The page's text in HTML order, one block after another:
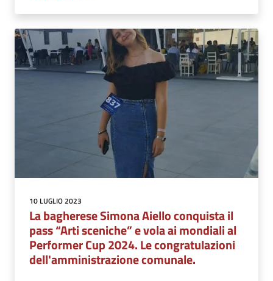
10 LUGLIO 2023
La bagherese Simona Aiello conquista il
pass “Arti sceniche” e vola ai mondiali al
Performer Cup 2024. Le congratulazioni
dell'amministrazione comunale.